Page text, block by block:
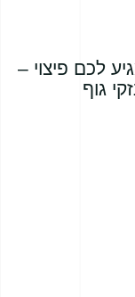
לכם פיצוי –
גוף